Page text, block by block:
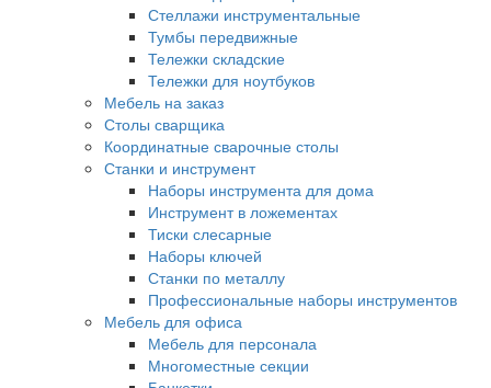
Стеллажи инструментальные
Тумбы передвижные
Тележки складские
Тележки для ноутбуков
Мебель на заказ
Столы сварщика
Координатные сварочные столы
Станки и инструмент
Наборы инструмента для дома
Инструмент в ложементах
Тиски слесарные
Наборы ключей
Станки по металлу
Профессиональные наборы инструментов
Мебель для офиса
Мебель для персонала
Многоместные секции